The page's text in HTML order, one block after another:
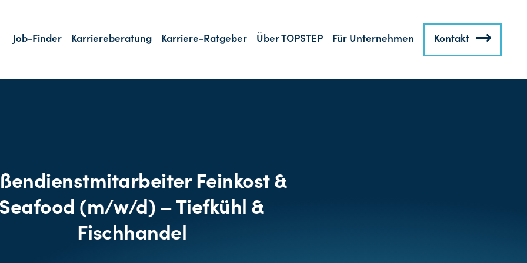
Job-Finder Karriereberatung Karriere-Ratgeber Über TOPSTEP Für Unternehmen Kontakt
Feinkost &
(m/w/d) – Tiefkühl &
Fischhandel